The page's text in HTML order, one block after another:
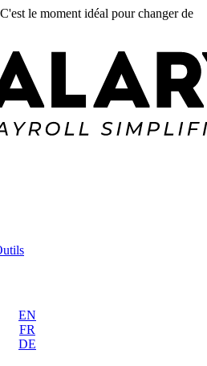
le moment idéal pour changer de
EN
FR
DE